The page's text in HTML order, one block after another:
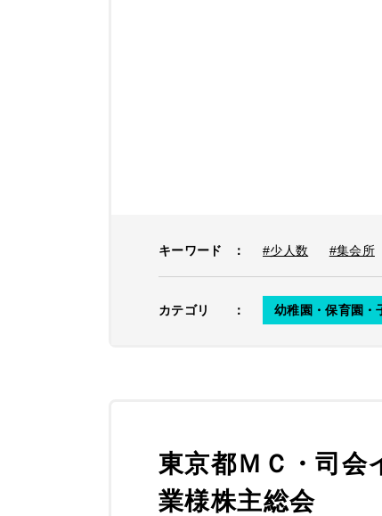
キーワード ： #少人数 #集会所
カテゴリ ： 幼稚園・保育園・
東京都ＭＣ・司会
業様株主総会